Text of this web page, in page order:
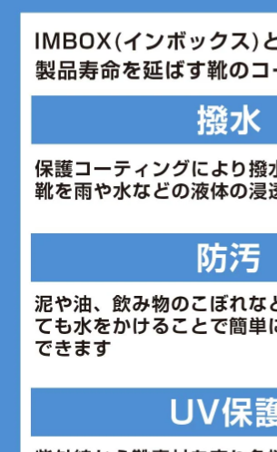
■片足重量:278g
■片足重量代表サイズ:28
■2026年モデル
ありますので、あくまで目安としてご判断くだ